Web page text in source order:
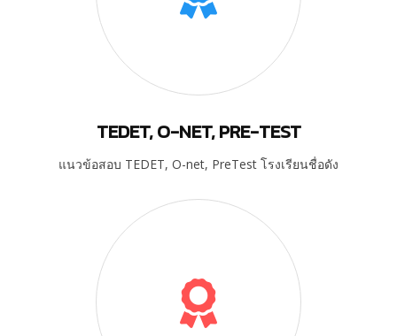
TEDET, O-NET, PRE-TEST
แนวข้อสอบ TEDET, O-net, PreTest โรงเรียนชื่อดัง